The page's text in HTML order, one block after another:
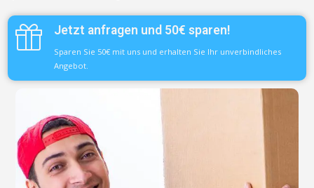
Jetzt anfragen und 50€ sparen!
Sparen Sie 50€ mit uns und erhalten Sie Ihr unverbindliches
Angebot.